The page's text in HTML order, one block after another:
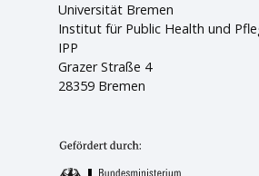
Universität Bremen
Institut für Public Health und
IPP
Grazer Straße 4
28359 Bremen